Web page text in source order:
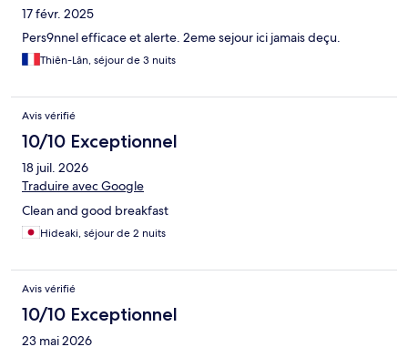
17 févr. 2025
Pers9nnel efficace et alerte. 2eme sejour ici jamais deçu.
Thiên-Lân, séjour de 3 nuits
Avis vérifié
10/10 Exceptionnel
18 juil. 2026
Traduire avec Google
Clean and good breakfast
Hideaki, séjour de 2 nuits
Avis vérifié
10/10 Exceptionnel
23 mai 2026